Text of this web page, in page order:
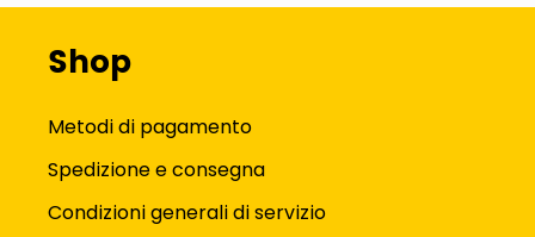
Shop
Metodi di pagamento
Spedizione e consegna
Condizioni generali di servizio